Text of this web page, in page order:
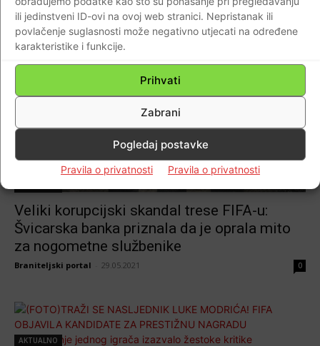
ili jedinstveni ID-ovi na ovoj web stranici. Nepristanak ili
povlačenje suglasnosti može negativno utjecati na određene
karakteristike i funkcije.
Prihvati
Zabrani
Pogledaj postavke
Pravila o privatnosti Pravila o privatnosti
Braniteljski portal - 20.10.2021
Veliki korupcijski skandal trese FIFA-u:
Švicarska banka priznala da je oprala mito
za nogometne službenike
Braniteljski portal 29.05.2021 0
AKTUALNO